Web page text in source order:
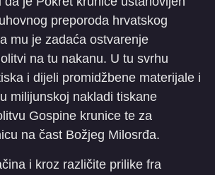
preporoda hrvatskog
mu je zadaća ostvarenje
na tu nakanu. U tu svrhu
i dijeli promidžbene materijale i
milijunskoj nakladi tiskane
Gospine krunice te za
na čast Božjeg Milosrđa.
i kroz različite prilike fra